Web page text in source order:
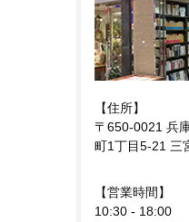
【住所】
〒650-0021 兵
町1丁目5-21 三
【営業時間】
10:30 - 18:00